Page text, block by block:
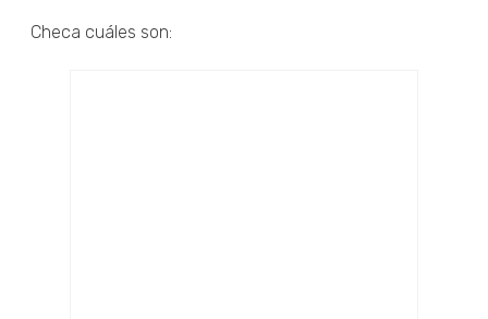
Checa cuáles son: